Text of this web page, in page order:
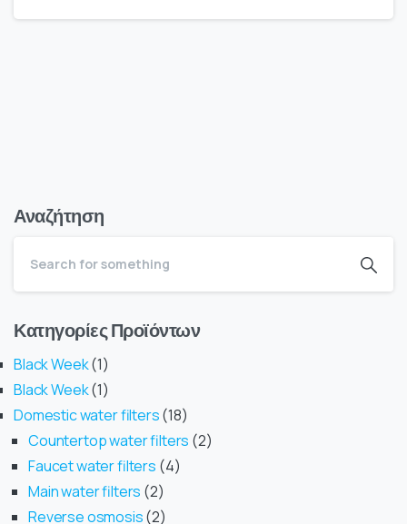
Αναζήτηση
Κατηγορίες Προϊόντων
Black Week 1
Black Week 1
Domestic water filters 18
Countertop water filters 2
Faucet water filters 4
Main water filters 2
Reverse osmosis 2